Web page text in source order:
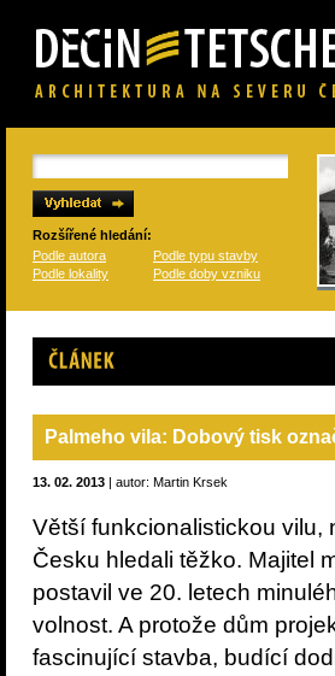
Rozšířené hledání:
Podle autora
Podle typu stavby
Podle lokality
Podle doby vzniku
Článek
Palmeho vila: Dobový tisk
13. 02. 2013 | autor: Martin Krsek
Větší funkcionalistickou vilu,
Česku hledali těžko. Majitel
postavil ve 20. letech
volnost. A protože dům
fascinující stavba, budící